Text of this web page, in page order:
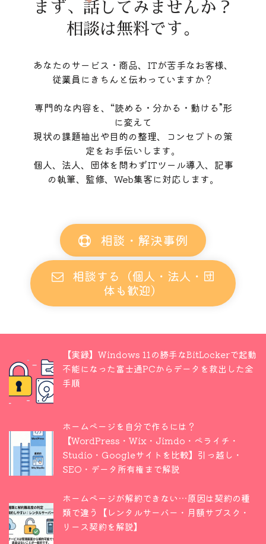
まず、話してみませんか？
相談は無料です。
あなたのサービス・商品、ITが苦手なお客様、
従業員にきちんと伝わっていますか？
専門的な内容を、“読める・分かる・動ける”形
に変えて
現状の課題抽出や目的の整理、コンセプトの策
定をお手伝いします。
個人、法人、団体を問わずITツール導入、記事
の執筆、監修、Web集客に対応します。
相談・解決事例
相談する（個人・法人・団
体も歓迎）
【実録】Windows 11の勝手なBitLockerで起動
不能になった富士通PCからデータを救出した全
手順
ホームページを自分で作るには？
【WordPress・Wix・Jimdo・ペライチ・
Studio・Googleサイトを比較】引っ越し・
SEO・データ所有権まで解説
ホームページが解約できない…原因は契約の種
類で違う【レンタルサーバー・月額サブスク・
リース契約を解説】